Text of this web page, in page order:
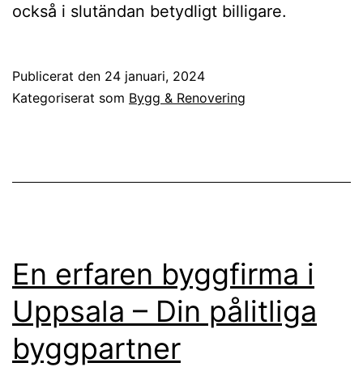
också i slutändan betydligt billigare.
Publicerat den 24 januari, 2024
Kategoriserat som Bygg & Renovering
En erfaren byggfirma i
Uppsala – Din pålitliga
byggpartner